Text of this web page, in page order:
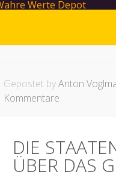
Gepostet byAnton
Kommentare
DIE
ÜBER DAS